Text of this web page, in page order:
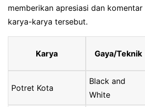
memberikan apresiasi dan
karya-karya tersebut.
Karya Gaya/Teknik
Potret Kota
Black and
White